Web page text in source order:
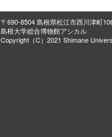
〒690-8504 島根県松江市西川津町
島根大学総合博物館アシカル
Copyright（C）2021 Shimane